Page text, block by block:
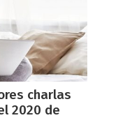
charlas
2020 de